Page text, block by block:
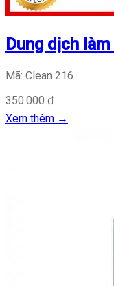
Dung dịch
Mã: Clean 216
350.000 đ
Xem thêm →